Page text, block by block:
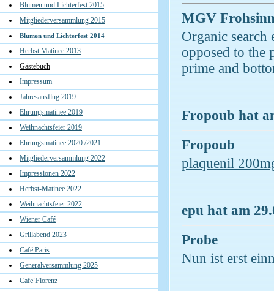
Blumen und Lichterfest 2015
Mitgliederversammlung 2015
Blumen und Lichterfest 2014
Herbst Matinee 2013
Gästebuch
Impressum
Jahresausflug 2019
Ehrungsmatinee 2019
Weihnachtsfeier 2019
Ehrungsmatinee 2020 /2021
Mitgliederversammlung 2022
Impressionen 2022
Herbst-Matinee 2022
Weihnachtsfeier 2022
Wiener Café
Grillabend 2023
Café Paris
Generalversammlung 2025
Cafe´Florenz
MGV
Organic search
opposed to the
prime and
Fropoub hat
Fropoub
plaquenil
epu hat am
Probe
Nun ist erst